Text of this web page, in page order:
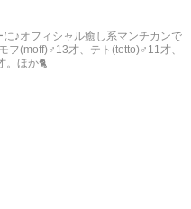
♪オフィシャル癒し系マンチカンで
フ(moff)♂13才、テト(tetto)♂11才、
。ほか🐈